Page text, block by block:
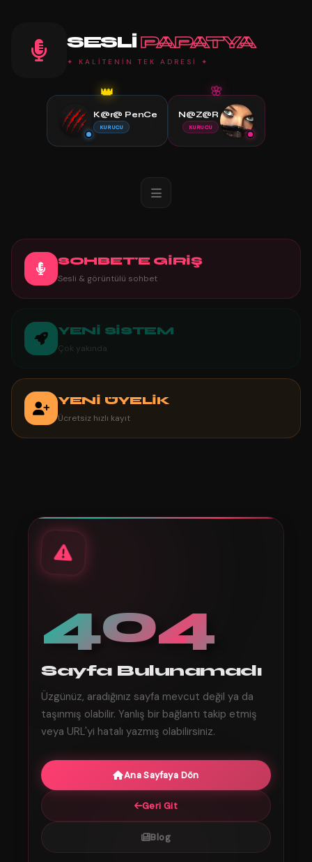
SESLI PAPATYA
✦ KALİTENİN TEK ADRESİ ✦
👑
K@r@ PenCe
KURUCU
🌸
N@Z@R
KURUCU
SOHBET'E GİRİŞ
Sesli & görüntülü sohbet
YENİ SİSTEM
Çok yakında
YENİ ÜYELİK
Ücretsiz hızlı kayıt
404
404
Sayfa Bulunamadı
Üzgünüz, aradığınız sayfa mevcut değil ya da
taşınmış olabilir. Yanlış bir bağlantı takip etmiş
veya URL'yi hatalı yazmış olabilirsiniz.
Ana Sayfaya Dön
Geri Git
Blog